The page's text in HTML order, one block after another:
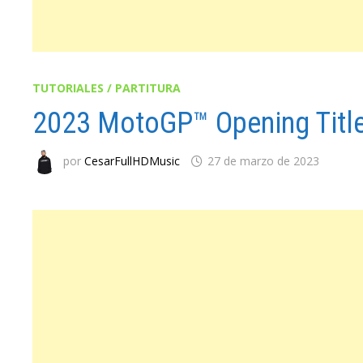
TUTORIALES / PARTITURA
2023 MotoGP™ Opening
porCesarFullHDMusic 27 de marzo de 2023